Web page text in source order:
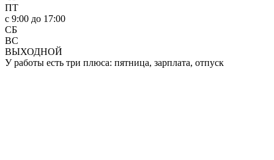
ПТ
c 9:00 до 17:00
СБ
ВС
ВЫХОДНОЙ
У работы есть три плюса: пятница, зарплата, отпуск